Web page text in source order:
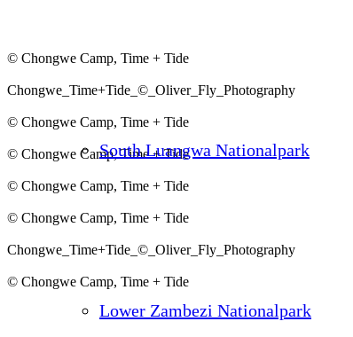
South Luangwa Nationalpark
Lower Zambezi Nationalpark
© Chongwe Camp, Time + Tide
Chongwe_Time+Tide_©_Oliver_Fly_Photography
© Chongwe Camp, Time + Tide
© Chongwe Camp, Time + Tide
© Chongwe Camp, Time + Tide
© Chongwe Camp, Time + Tide
Chongwe_Time+Tide_©_Oliver_Fly_Photography
© Chongwe Camp, Time + Tide